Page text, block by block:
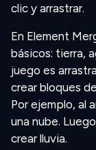
clic y arrastrar.
En Element
básicos: tierra,
juego es
crear bloques
Por ejemplo, al
una nube.
crear lluvia.